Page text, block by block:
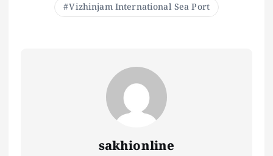
Vizhinjam International Sea Port
sakhionline